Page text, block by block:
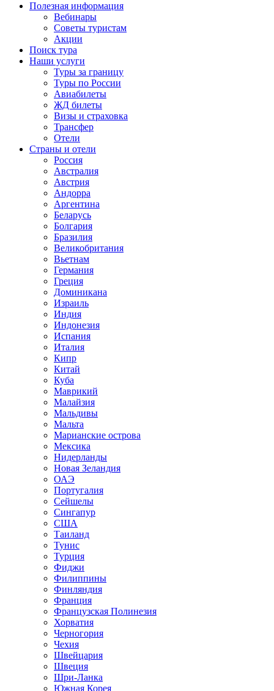
Полезная информация
Вебинары
Советы туристам
Акции
Поиск тура
Наши услуги
Туры за границу
Туры по России
Авиабилеты
ЖД билеты
Визы и страховка
Трансфер
Отели
Страны и отели
Россия
Австралия
Австрия
Андорра
Аргентина
Беларусь
Болгария
Бразилия
Великобритания
Вьетнам
Германия
Греция
Доминикана
Израиль
Индия
Индонезия
Испания
Италия
Кипр
Китай
Куба
Маврикий
Малайзия
Мальдивы
Мальта
Марианские острова
Мексика
Нидерланды
Новая Зеландия
ОАЭ
Португалия
Сейшелы
Сингапур
США
Таиланд
Тунис
Турция
Фиджи
Филиппины
Финляндия
Франция
Французская Полинезия
Хорватия
Черногория
Чехия
Швейцария
Швеция
Шри-Ланка
Южная Корея